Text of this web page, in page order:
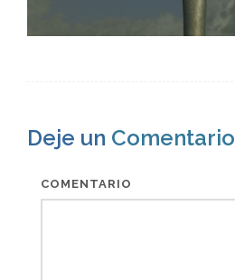
Deje un Comentario
COMENTARIO